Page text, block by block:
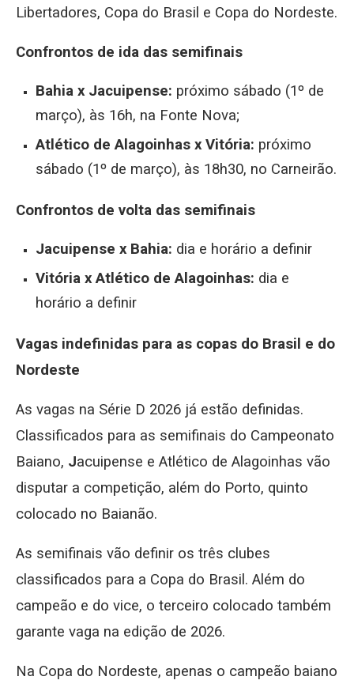
Libertadores, Copa do Brasil e Copa do Nordeste.
Confrontos de ida das semifinais
Bahia x Jacuipense: próximo sábado (1º de
março), às 16h, na Fonte Nova;
Atlético de Alagoinhas x Vitória: próximo
sábado (1º de março), às 18h30, no Carneirão.
Confrontos de volta das semifinais
Jacuipense x Bahia: dia e horário a definir
Vitória x Atlético de Alagoinhas: dia e
horário a definir
Vagas indefinidas para as copas do Brasil e do
Nordeste
As vagas na Série D 2026 já estão definidas.
Classificados para as semifinais do Campeonato
Baiano, Jacuipense e Atlético de Alagoinhas vão
disputar a competição, além do Porto, quinto
colocado no Baianão.
As semifinais vão definir os três clubes
classificados para a Copa do Brasil. Além do
campeão e do vice, o terceiro colocado também
garante vaga na edição de 2026.
Na Copa do Nordeste, apenas o campeão baiano